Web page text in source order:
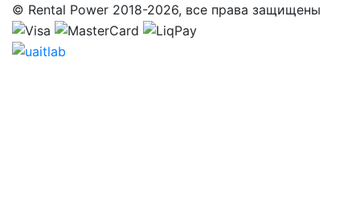
© Rental Power 2018-2026, все права защищены